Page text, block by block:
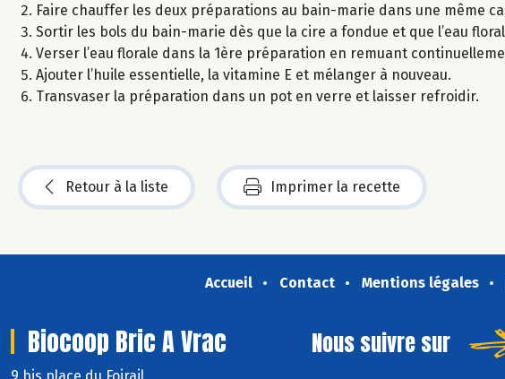
Faire chauffer les deux préparations au bain-marie dans une même
Sortir les bols du bain-marie dès que la cire a fondue et que l’eau
Verser l’eau florale dans la 1ère préparation en remuant
Ajouter l’huile essentielle, la vitamine E et mélanger à nouveau.
Transvaser la préparation dans un pot en verre et laisser refroidir.
Retour à la liste Imprimer la recette
Accueil Contact Mentions légales
Biocoop Bric A Vrac
9 bis place du Foirail
Nous suivre sur